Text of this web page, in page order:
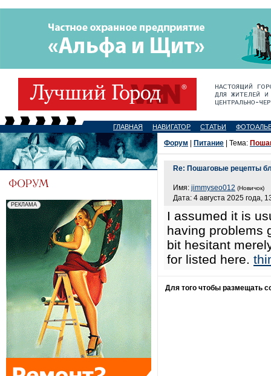
ГЛАВНАЯ НАВИГАТОР СТАТЬИ
Форум Питание | Тема:
Re: Пошаговые рецепты
Имя: jimmyseo012 (Новичок)
Дата: 4 августа 2025 года,
I assumed it is
having problems
bit hesitant
for listed here.
Для того чтобы размещать